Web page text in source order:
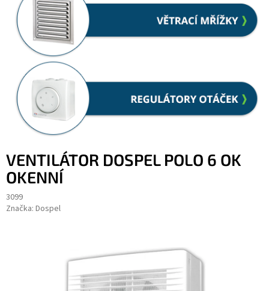
VENTILÁTOR DOSPEL POLO 6 OK
OKENNÍ
3099
Značka: Dospel